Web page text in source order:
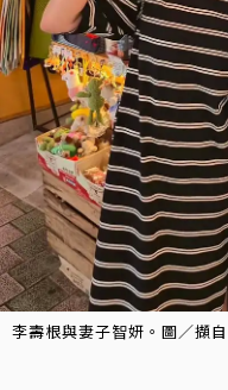
李壽根與妻子智妍。圖／擷自